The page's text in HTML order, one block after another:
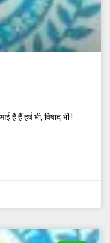
है हैं हर्ष भी, विषाद भी !